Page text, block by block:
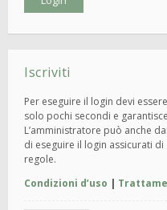
Iscriviti
Per eseguire il login devi
solo pochi secondi e
L’amministratore può anche
di eseguire il login assicurati
regole.
Condizioni d’uso |